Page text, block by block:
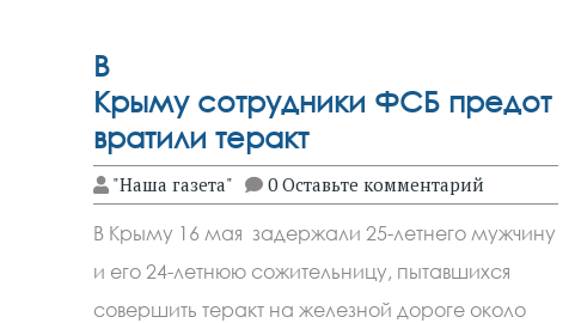
В
Крыму сотрудники ФСБ предот
вратили теракт
"Наша газета" 0 Оставьте комментарий
В Крыму 16 мая задержали 25-летнего мужчину
и его 24-летнюю сожительницу, пытавшихся
совершить теракт на железной дороге около